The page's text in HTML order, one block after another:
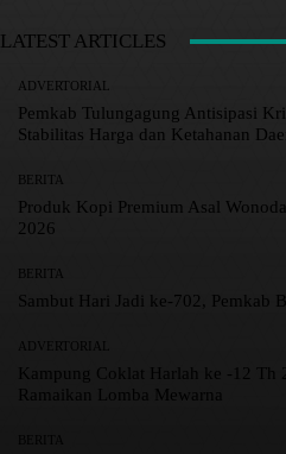
LATEST ARTICLES
ADVERTORIAL
Pemkab Tulungagung Antisipasi
Stabilitas Harga dan Ketahanan
BERITA
Produk Kopi Premium Asal
2026
BERITA
Sambut Hari Jadi ke-702, Pemkab
ADVERTORIAL
Kampung Coklat Harlah ke -12 Th
Ramaikan Lomba Mewarna